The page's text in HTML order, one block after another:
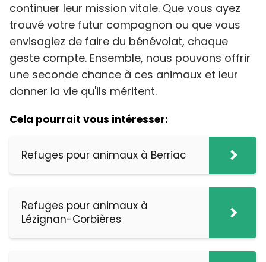
continuer leur mission vitale. Que vous ayez
trouvé votre futur compagnon ou que vous
envisagiez de faire du bénévolat, chaque
geste compte. Ensemble, nous pouvons offrir
une seconde chance à ces animaux et leur
donner la vie qu'ils méritent.
Cela pourrait vous intéresser:
Refuges pour animaux à Berriac
Refuges pour animaux à
Lézignan-Corbières